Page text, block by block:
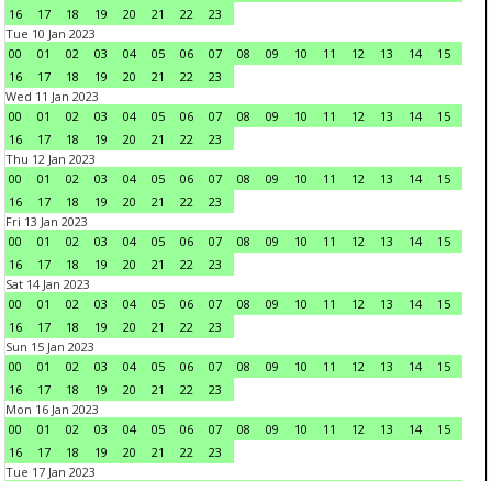
16 17 18 19 20 21 22
23
Tue 10 Jan 2023
00
01 02 03 04 05 06 07 08 09 10 11 12 13 14
15
16
17 18 19 20 21 22
23
Wed 11 Jan 2023
00
01 02 03 04 05 06 07 08 09 10 11 12 13 14
15
16
17 18 19 20 21 22
23
Thu 12 Jan 2023
00
01 02 03 04 05 06 07 08 09 10 11 12 13 14
15
16
17 18 19 20 21 22
23
Fri 13 Jan 2023
00
01 02 03 04 05 06 07 08 09 10 11 12 13 14
15
16
17 18 19 20 21 22
23
Sat 14 Jan 2023
00
01 02 03 04 05 06 07 08 09 10 11 12 13 14
15
16
17 18 19 20 21 22
23
Sun 15 Jan 2023
00
01 02 03 04 05 06 07 08 09 10 11 12 13 14
15
16
17 18 19 20 21 22
23
Mon 16 Jan 2023
00
01 02 03 04 05 06 07 08 09 10 11 12 13 14
15
16
17 18 19 20 21 22
23
Tue 17 Jan 2023